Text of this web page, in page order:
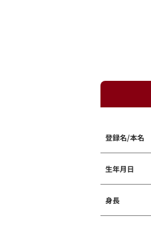
登録名/本名
生年月日
身長